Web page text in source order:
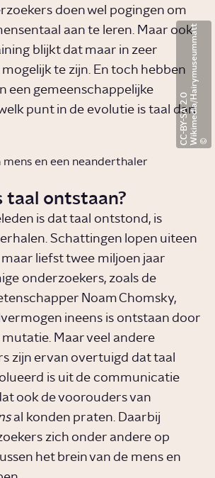
doen wel pogingen om
aan te leren. Maar ook
blijkt dat maar in zeer
te zijn. En toch hebben
een gemeenschappelijke
punt in de evolutie is taal dan
W
i
k
i
m
e
d
i
a
/
Ha
i
r
y
m
u
s
e
u
m
m
a
t
t
C
C
-
B
Y
-
S
A
2
.
0
mens en een neanderthaler
taal ontstaan?
is dat taal ontstond, is
Schattingen lopen uiteen
liefst twee miljoen jaar
onderzoekers, zoals de
Noam Chomsky,
ineens is ontstaan door
Maar veel andere
zijn ervan overtuigd dat taal
is uit de communicatie
ook de voorouders van
al konden praten. Daarbij
zich onder andere op
het brein van de mens en